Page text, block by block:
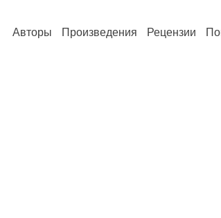
Авторы Произведения Рецензии